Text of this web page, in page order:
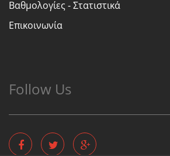
Βαθμολογίες - Στατιστικά
Επικοινωνία
Follow Us